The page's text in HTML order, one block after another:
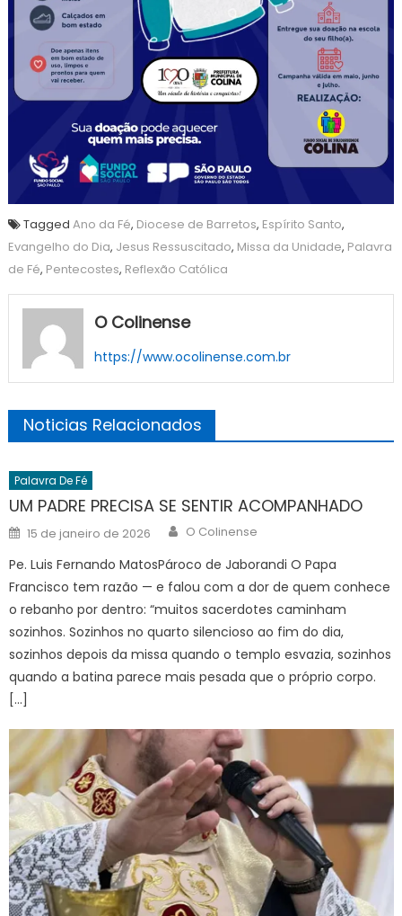
Tagged Ano da Fé, Diocese de Barretos, Espírito Santo,
Evangelho do Dia, Jesus Ressuscitado, Missa da Unidade, Palavra
de Fé, Pentecostes, Reflexão Católica
O Colinense
https://www.ocolinense.com.br
Noticias Relacionados
Palavra De Fé
UM PADRE PRECISA SE SENTIR ACOMPANHADO
Posted
on
15 de janeiro de 2026 Author
O Colinense
Pe. Luis Fernando MatosPároco de Jaborandi O Papa
Francisco tem razão — e falou com a dor de quem conhece
o rebanho por dentro: “muitos sacerdotes caminham
sozinhos. Sozinhos no quarto silencioso ao fim do dia,
sozinhos depois da missa quando o templo esvazia, sozinhos
quando a batina parece mais pesada que o próprio corpo.
[…]